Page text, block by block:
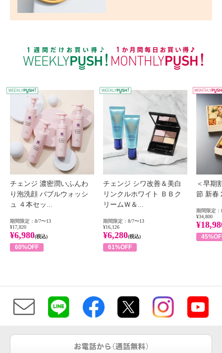
WEEKLY PUSH
チェンジ 濃密潤いふんわ
り泡洗顔 バブルウォッシ
ュ ４本セッ...
期間限定：8/7〜13
¥17,820
¥6,980(税込)
60%OFF
チェンジ シワ改善＆美白
リンクルホワイト ＢＢク
リームＷ＆...
期間限定：8/7〜13
¥16,126
¥6,280(税込)
61%OFF
＜早期
節 新春
期間限定：
¥34,800